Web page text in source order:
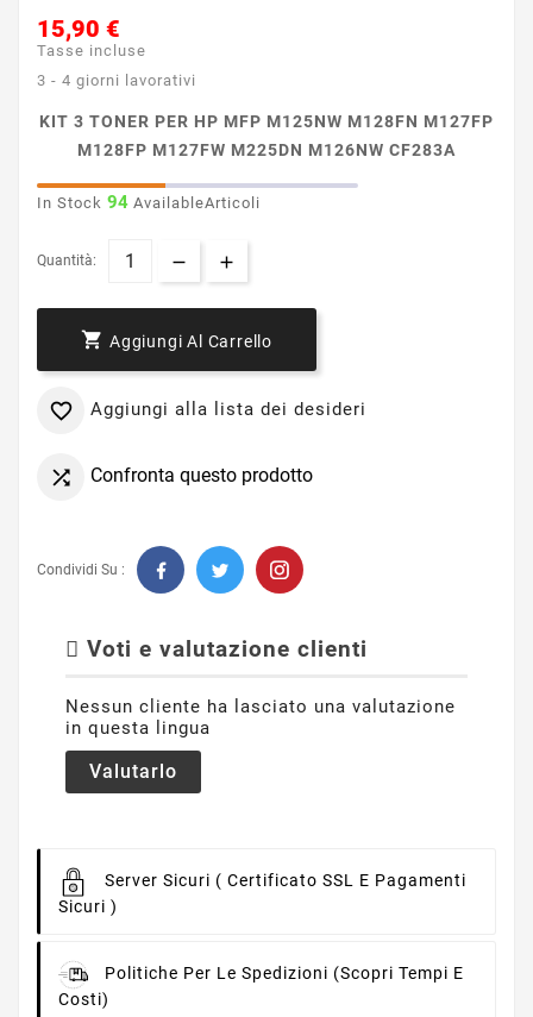
15,90 €
Tasse incluse
3 - 4 giorni lavorativi
KIT 3 TONER PER HP MFP M125NW M128FN M127FP
M128FP M127FW M225DN M126NW CF283A
In Stock 94 AvailableArticoli
Quantità:
 Aggiungi Al Carrello
 Aggiungi alla lista dei desideri
 Confronta questo prodotto
Condividi Su :
Voti e valutazione clienti
Nessun cliente ha lasciato una valutazione
in questa lingua
Valutarlo
Server Sicuri ( Certificato SSL E Pagamenti
Sicuri )
Politiche Per Le Spedizioni (scopri Tempi E
Costi)